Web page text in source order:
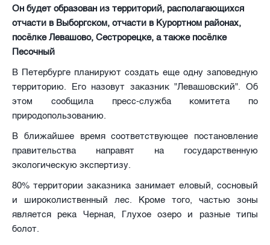
Он будет образован из территорий, располагающихся
отчасти в Выборгском, отчасти в Курортном районах,
посёлке Левашово, Сестрорецке, а также посёлке
Песочный
В Петербурге планируют создать еще одну заповедную
территорию. Его назовут заказник "Левашовский". Об
этом сообщила пресс-служба комитета по
природопользованию.
В ближайшее время соответствующее постановление
правительства направят на государственную
экологическую экспертизу.
80% территории заказника занимает еловый, сосновый
и широколиственный лес. Кроме того, частью зоны
является река Черная, Глухое озеро и разные типы
болот.